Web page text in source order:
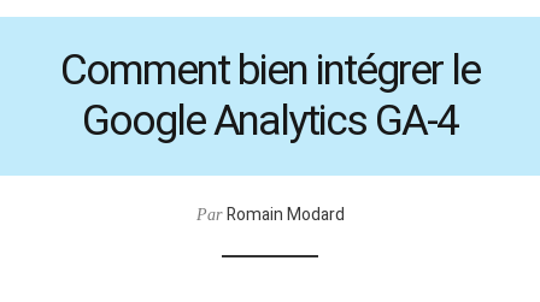
Comment bien intégrer le
Google Analytics GA-4
Par Romain Modard